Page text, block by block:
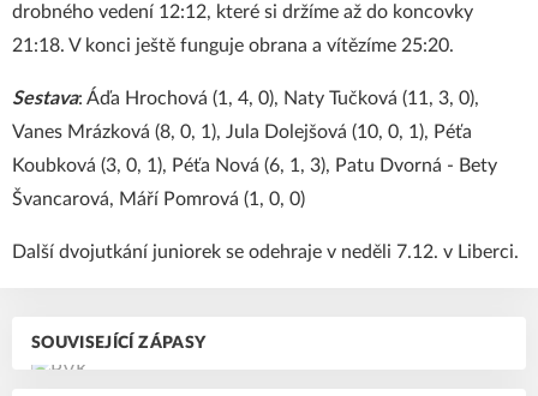
SOUVISEJÍCÍ ZÁPASY
drobného vedení 12:12, které si držíme až do koncovky
21:18. V konci ještě funguje obrana a vítězíme 25:20.
Sestava: Áďa Hrochová (1, 4, 0), Naty Tučková (11, 3, 0),
Vanes Mrázková (8, 0, 1), Jula Dolejšová (10, 0, 1), Péťa
Koubková (3, 0, 1), Péťa Nová (6, 1, 3), Patu Dvorná - Bety
Švancarová, Máří Pomrová (1, 0, 0)
Další dvojutkání juniorek se odehraje v neděli 7.12. v Liberci.